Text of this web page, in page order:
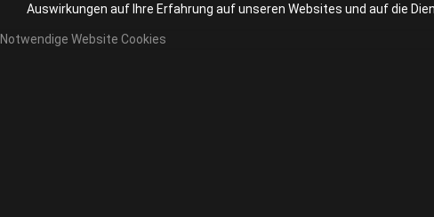
Auswirkungen auf Ihre Erfahrung auf unseren Websites und auf die
Notwendige Website Cookies